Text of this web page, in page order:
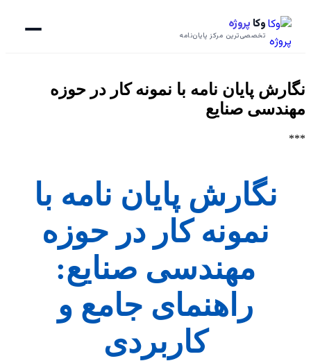
وکا پروژه
تخصصی‌ترین مرکز پایان‌نامه
نگارش پایان نامه با نمونه کار در حوزه
مهندسی صنایع
***
نگارش پایان نامه با
نمونه کار در حوزه
مهندسی صنایع:
راهنمای جامع و
کاربردی